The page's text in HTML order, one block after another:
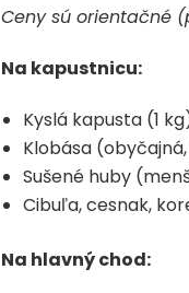
Ceny sú orientačné
Na kapustnicu:
Kyslá kapusta (1
Klobása
Sušené huby
Cibuľa, cesnak,
Na hlavný chod: